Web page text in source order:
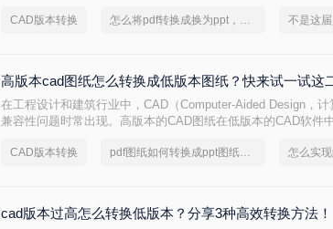
CAD版本转换 怎么将pdf转换成换为ppt，分享一种简单的方法
高版本cad图纸怎么转换成低版本图纸？快来试一试这
在工程设计和建筑行业中，CAD（Computer-Aided Design，
兼容性问题时常出现。高版本的CAD图纸在低版本的CAD软件
将高版本CAD图纸转换为低版本的方法，帮助您轻松解决这一
CAD版本转换 pdf图纸如何转换成ppt图纸呢？
cad版本过高怎么转换低版本？分享3种高效转换方法！